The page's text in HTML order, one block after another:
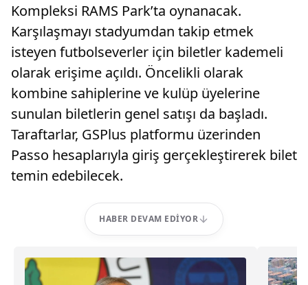
Kompleksi RAMS Park’ta oynanacak.
Karşılaşmayı stadyumdan takip etmek
isteyen futbolseverler için biletler kademeli
olarak erişime açıldı. Öncelikli olarak
kombine sahiplerine ve kulüp üyelerine
sunulan biletlerin genel satışı da başladı.
Taraftarlar, GSPlus platformu üzerinden
Passo hesaplarıyla giriş gerçekleştirerek bilet
temin edebilecek.
HABER DEVAM EDIYOR